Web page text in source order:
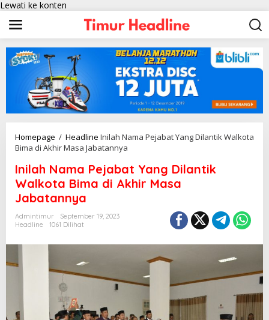
Lewati ke konten
Homepage / Headline Inilah Nama Pejabat Yang Dilantik Walkota
Bima di Akhir Masa Jabatannya
Inilah Nama Pejabat Yang Dilantik
Walkota Bima di Akhir Masa
Jabatannya
Admintimur
September 19, 2023
Headline
1061 Dilihat